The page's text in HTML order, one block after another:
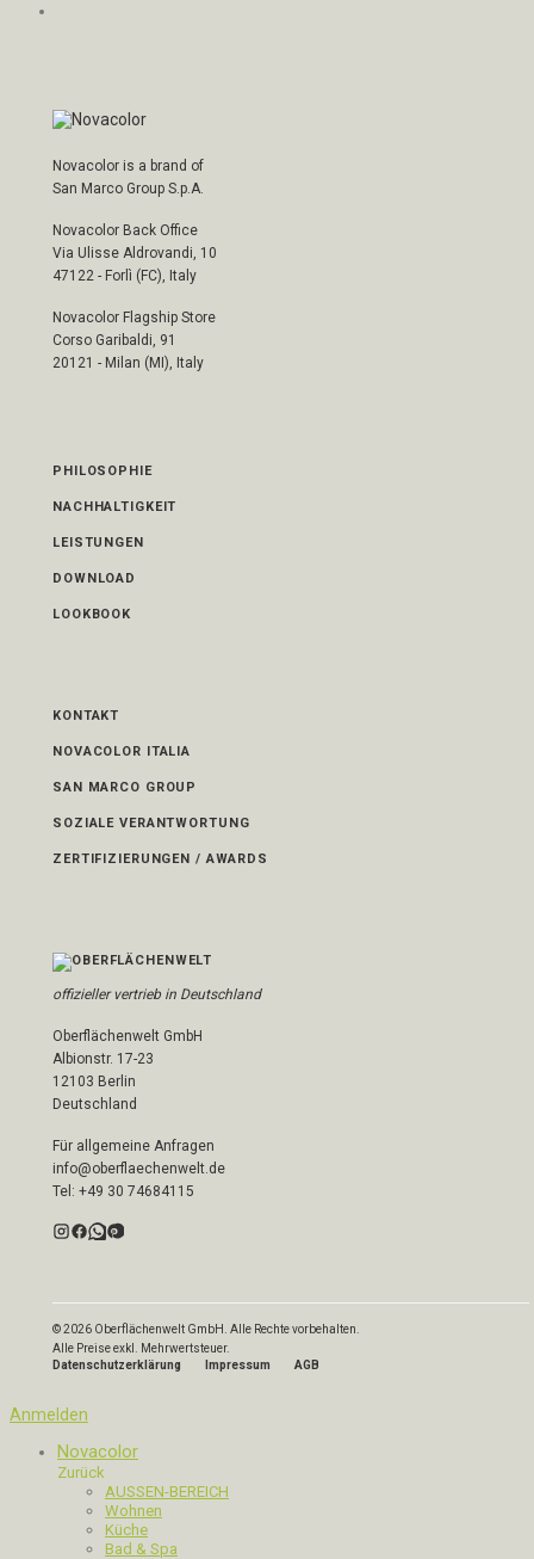
Novacolor is a brand of
San Marco Group S.p.A.
Novacolor Back Office
Via Ulisse Aldrovandi, 10
47122 - Forlì (FC), Italy
Novacolor Flagship Store
Corso Garibaldi, 91
20121 - Milan (MI), Italy
PHILOSOPHIE
NACHHALTIGKEIT
LEISTUNGEN
DOWNLOAD
LOOKBOOK
KONTAKT
NOVACOLOR ITALIA
SAN MARCO GROUP
SOZIALE VERANTWORTUNG
ZERTIFIZIERUNGEN / AWARDS
offizieller vertrieb in Deutschland
Oberflächenwelt GmbH
Albionstr. 17-23
12103 Berlin
Deutschland
Für allgemeine Anfragen
info@oberflaechenwelt.de
Tel: +49 30 74684115
© 2026 Oberflächenwelt GmbH. Alle Rechte vorbehalten.
Alle Preise exkl. Mehrwertsteuer.
Datenschutzerklärung
Impressum AGB
Anmelden
Novacolor
Zurück
AUSSEN-BEREICH
Wohnen
Küche
Bad & Spa